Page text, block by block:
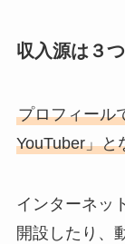
収入源は３つ
プロフィール
YouTuber」と
インターネッ
開設したり、